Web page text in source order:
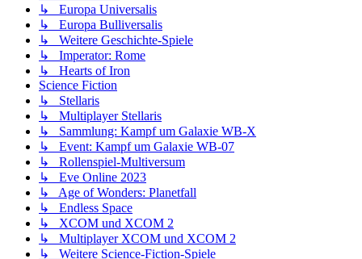
↳ Europa Universalis
↳ Europa Bulliversalis
↳ Weitere Geschichte-Spiele
↳ Imperator: Rome
↳ Hearts of Iron
Science Fiction
↳ Stellaris
↳ Multiplayer Stellaris
↳ Sammlung: Kampf um Galaxie WB-X
↳ Event: Kampf um Galaxie WB-07
↳ Rollenspiel-Multiversum
↳ Eve Online 2023
↳ Age of Wonders: Planetfall
↳ Endless Space
↳ XCOM und XCOM 2
↳ Multiplayer XCOM und XCOM 2
↳ Weitere Science-Fiction-Spiele